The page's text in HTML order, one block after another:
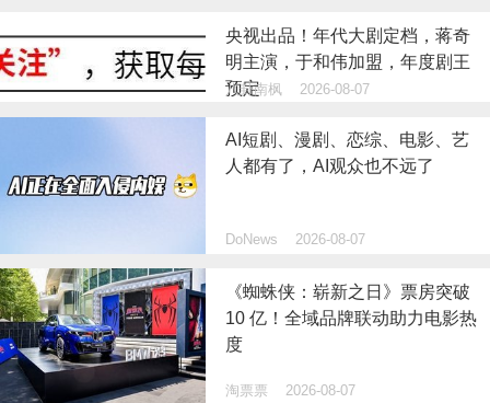
央视出品！年代大剧定档，蒋奇
明主演，于和伟加盟，年度剧王
预定
八卦南枫 2026-08-07
AI短剧、漫剧、恋综、电影、艺
人都有了，AI观众也不远了
DoNews 2026-08-07
《蜘蛛侠：崭新之日》票房突破
10 亿！全域品牌联动助力电影热
度
淘票票 2026-08-07